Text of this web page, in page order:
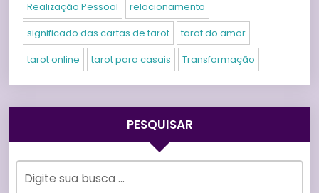
Realização Pessoal relacionamento
significado das cartas de tarot tarot do amor
tarot online tarot para casais Transformação
PESQUISAR